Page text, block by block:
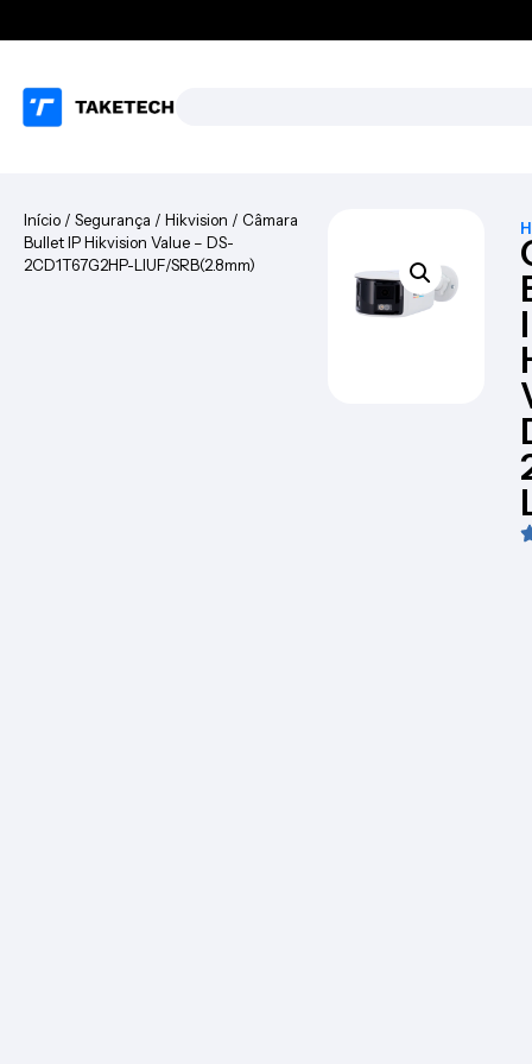
Início / Segurança / Hikvision / Câmara
Bullet IP Hikvision Value – DS-
2CD1T67G2HP-LIUF/SRB(2.8mm)